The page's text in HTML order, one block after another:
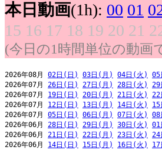
本日動画(1h): 00 01
15 16 17 18 19 20 21
(今日の1時間単位の動画
2026年08月 02日(日) 03日(月) 04日(火) 05
2026年07月 26日(日) 27日(月) 28日(火) 29
2026年07月 19日(日) 20日(月) 21日(火) 22
2026年07月 12日(日) 13日(月) 14日(火)
2026年07月 05日(日) 06日(月) 07日(火) 08
2026年06月 28日(日) 29日(月) 30日(火) 01
2026年06月 21日(日) 22日(月) 23日(火) 24
2026年06月 14日(日) 15日(月) 16日(火)